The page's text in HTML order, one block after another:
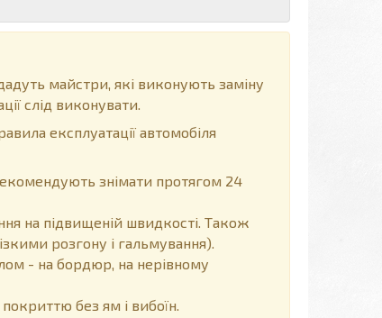
майстри, які виконують заміну
слід виконувати.
експлуатації автомобіля
знімати протягом 24
на підвищеній швидкості. Також
розгону і гальмування).
- на бордюр, на нерівному
без ям і вибоїн.